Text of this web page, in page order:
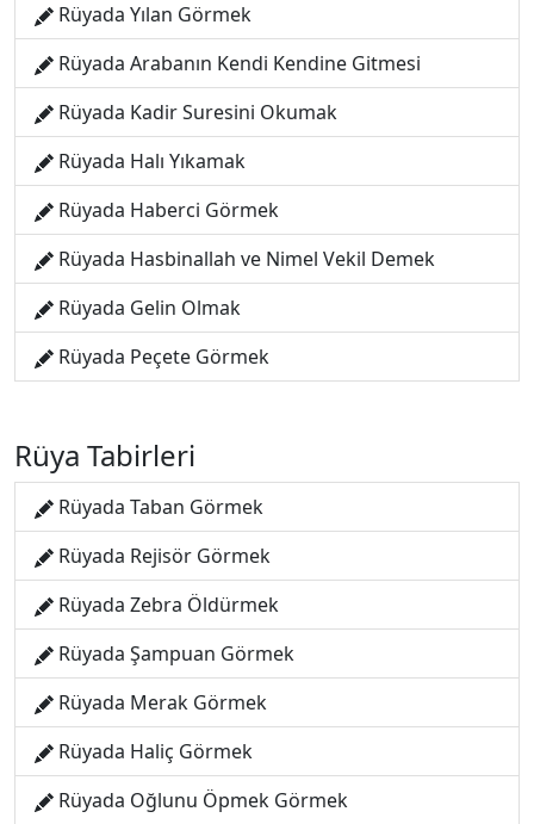
Rüyada Yılan Görmek
Rüyada Arabanın Kendi Kendine Gitmesi
Rüyada Kadir Suresini Okumak
Rüyada Halı Yıkamak
Rüyada Haberci Görmek
Rüyada Hasbinallah ve Nimel Vekil Demek
Rüyada Gelin Olmak
Rüyada Peçete Görmek
Rüya Tabirleri
Rüyada Taban Görmek
Rüyada Rejisör Görmek
Rüyada Zebra Öldürmek
Rüyada Şampuan Görmek
Rüyada Merak Görmek
Rüyada Haliç Görmek
Rüyada Oğlunu Öpmek Görmek